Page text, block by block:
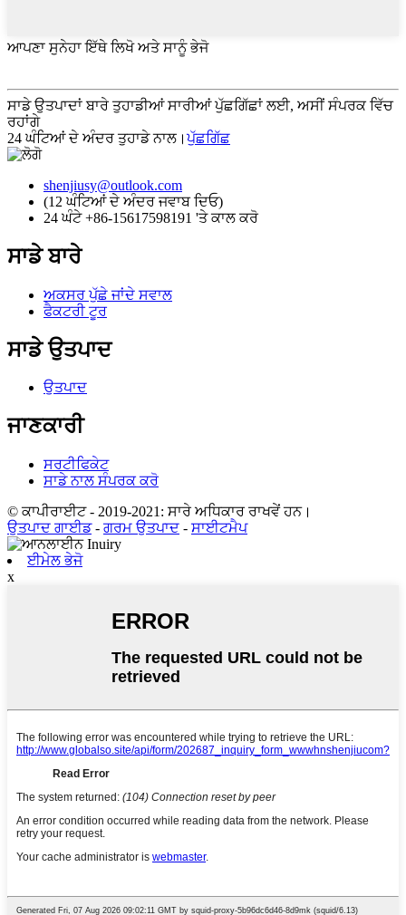
ਆਪਣਾ ਸੁਨੇਹਾ ਇੱਥੇ ਲਿਖੋ ਅਤੇ ਸਾਨੂੰ ਭੇਜੋ
ਸਾਡੇ ਉਤਪਾਦਾਂ ਬਾਰੇ ਤੁਹਾਡੀਆਂ ਸਾਰੀਆਂ ਪੁੱਛਗਿੱਛਾਂ ਲਈ, ਅਸੀਂ ਸੰਪਰਕ ਵਿੱਚ
ਰਹਾਂਗੇ
24 ਘੰਟਿਆਂ ਦੇ ਅੰਦਰ ਤੁਹਾਡੇ ਨਾਲ।ਪੁੱਛਗਿੱਛ
shenjiusy@outlook.com
(12 ਘੰਟਿਆਂ ਦੇ ਅੰਦਰ ਜਵਾਬ ਦਿਓ)
24 ਘੰਟੇ +86-15617598191 'ਤੇ ਕਾਲ ਕਰੋ
ਸਾਡੇ ਬਾਰੇ
ਅਕਸਰ ਪੁੱਛੇ ਜਾਂਦੇ ਸਵਾਲ
ਫੈਕਟਰੀ ਟੂਰ
ਸਾਡੇ ਉਤਪਾਦ
ਉਤਪਾਦ
ਜਾਣਕਾਰੀ
ਸਰਟੀਫਿਕੇਟ
ਸਾਡੇ ਨਾਲ ਸੰਪਰਕ ਕਰੋ
© ਕਾਪੀਰਾਈਟ - 2019-2021: ਸਾਰੇ ਅਧਿਕਾਰ ਰਾਖਵੇਂ ਹਨ।
ਉਤਪਾਦ ਗਾਈਡ- ਗਰਮ ਉਤਪਾਦ - ਸਾਈਟਮੈਪ
ਈਮੇਲ ਭੇਜੋ
x